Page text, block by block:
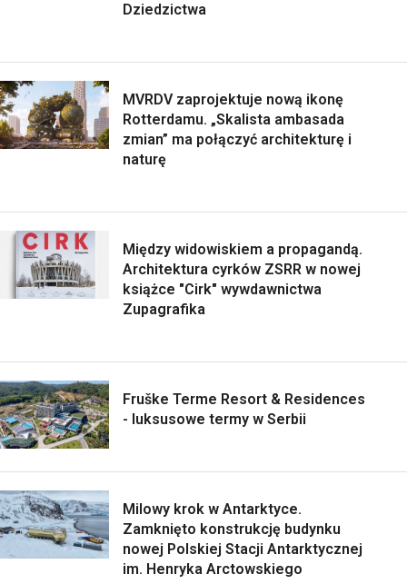
Dziedzictwa
MVRDV zaprojektuje nową ikonę
Rotterdamu. „Skalista ambasada
zmian” ma połączyć architekturę i
naturę
Między widowiskiem a propagandą.
Architektura cyrków ZSRR w nowej
książce "Cirk" wywdawnictwa
Zupagrafika
Fruške Terme Resort & Residences
- luksusowe termy w Serbii
Milowy krok w Antarktyce.
Zamknięto konstrukcję budynku
nowej Polskiej Stacji Antarktycznej
im. Henryka Arctowskiego